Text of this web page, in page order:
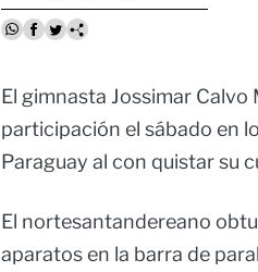
El gimnasta Jossimar
participación el sábado en
Paraguay al con quistar su
El nortesantandereano
aparatos en la barra de